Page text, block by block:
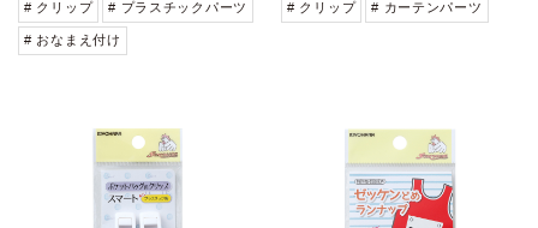
# クリップ # プラスチックパーツ
# おなまえ付け
# クリップ # カーテンパーツ